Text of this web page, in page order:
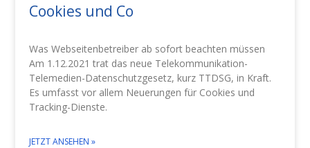
Cookies und Co
Was Webseitenbetreiber ab sofort beachten müssen
Am 1.12.2021 trat das neue Telekommunikation-
Telemedien-Datenschutzgesetz, kurz TTDSG, in Kraft.
Es umfasst vor allem Neuerungen für Cookies und
Tracking-Dienste.
JETZT ANSEHEN »